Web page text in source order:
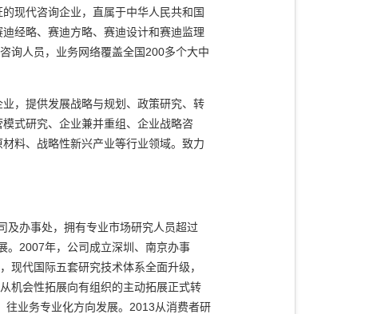
现代咨询企业，直属于中华人民共和国
经略、赛迪方略、赛迪设计和赛迪监理
询人员，业务网络覆盖全国200多个大中
，提供发展战略与规划、政策研究、转
式研究、企业兼并重组、企业战略咨
料、战略性新兴产业等行业领域。致力
办事处，拥有专业市场研究人员超过
。2007年，公司成立深圳、南京办事
代国际五套研究技术体系全面升级，
机会性拓展向有组织的主动拓展正式转
往业务专业化方向发展。2013从消费者研